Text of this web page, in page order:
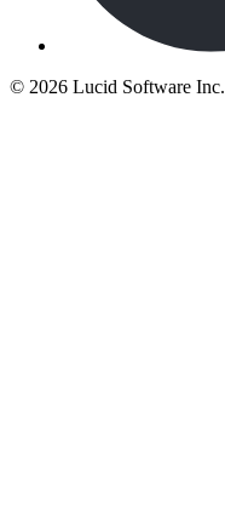
© 2026 Lucid Software Inc.